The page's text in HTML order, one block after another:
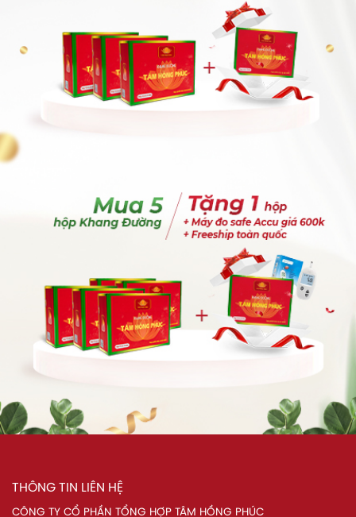
THÔNG TIN LIÊN HỆ
CÔNG TY CỔ PHẦN TỔNG HỢP TÂM HỒNG PHÚC